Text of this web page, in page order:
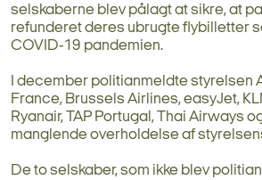
selskaberne blev pålagt at sikre, at
refunderet deres ubrugte flybilletter
COVID-19 pandemien.
I december politianmeldte styrelsen
France, Brussels Airlines, easyJet,
Ryanair, TAP Portugal, Thai Airways
manglende overholdelse af
De to selskaber, som ikke blev